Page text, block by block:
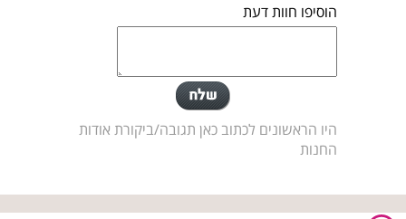
הוסיפו חוות דעת
היו הראשונים לכתוב כאן תגובה/ביקורת אודות
החנות